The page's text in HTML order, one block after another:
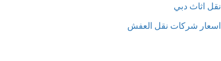
اثاث دبي
شركات نقل العفش